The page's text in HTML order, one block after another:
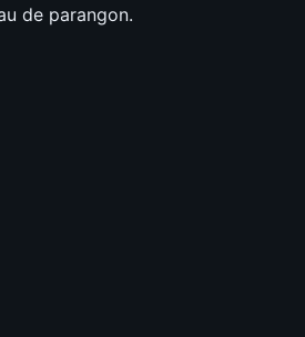
de parangon.